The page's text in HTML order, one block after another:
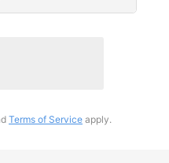
Terms of Service apply.